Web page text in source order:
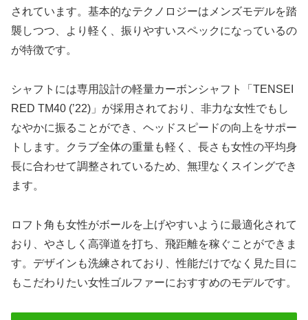
されています。基本的なテクノロジーはメンズモデルを踏
襲しつつ、より軽く、振りやすいスペックになっているの
が特徴です。
シャフトには専用設計の軽量カーボンシャフト「TENSEI
RED TM40 (’22)」が採用されており、非力な女性でもし
なやかに振ることができ、ヘッドスピードの向上をサポー
トします。クラブ全体の重量も軽く、長さも女性の平均身
長に合わせて調整されているため、無理なくスイングでき
ます。
ロフト角も女性がボールを上げやすいように最適化されて
おり、やさしく高弾道を打ち、飛距離を稼ぐことができま
す。デザインも洗練されており、性能だけでなく見た目に
もこだわりたい女性ゴルファーにおすすめのモデルです。